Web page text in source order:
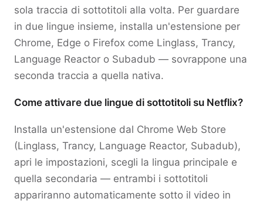
sola traccia di sottotitoli alla volta. Per guardare
in due lingue insieme, installa un'estensione per
Chrome, Edge o Firefox come Linglass, Trancy,
Language Reactor o Subadub — sovrappone una
seconda traccia a quella nativa.
Come attivare due lingue di sottotitoli su Netflix?
Installa un'estensione dal Chrome Web Store
(Linglass, Trancy, Language Reactor, Subadub),
apri le impostazioni, scegli la lingua principale e
quella secondaria — entrambi i sottotitoli
appariranno automaticamente sotto il video in